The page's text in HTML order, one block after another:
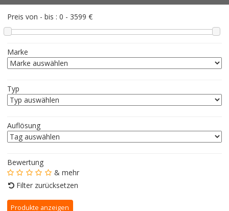
Preis von - bis : 0 - 3599 €
Marke
Typ
Auflösung
Bewertung
& mehr
Filter zurücksetzen